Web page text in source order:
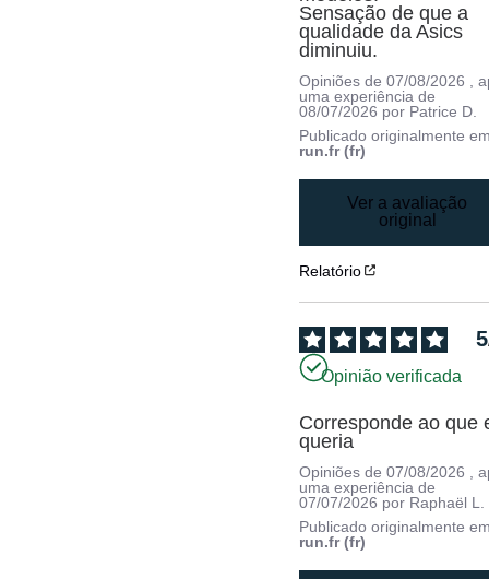
Sensação de que a
qualidade da Asics
diminuiu.
Opiniões de07/08/2026
,
uma experiência de
08/07/2026 por Patrice D.
Publicado originalmente
run.fr (fr)
Ver a avaliação
original
Relatório
5
Opinião verificada
Corresponde ao que
queria
Opiniões de07/08/2026
,
uma experiência de
07/07/2026 por Raphaël L.
Publicado originalmente
run.fr (fr)